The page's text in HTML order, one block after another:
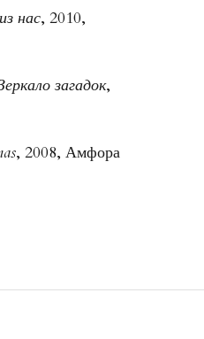
нас, 2010,
загадок,
, 2008, Амфора